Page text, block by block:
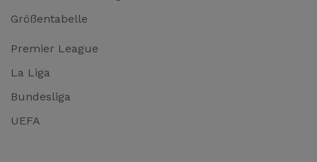
Größentabelle
Premier League
La Liga
Bundesliga
UEFA